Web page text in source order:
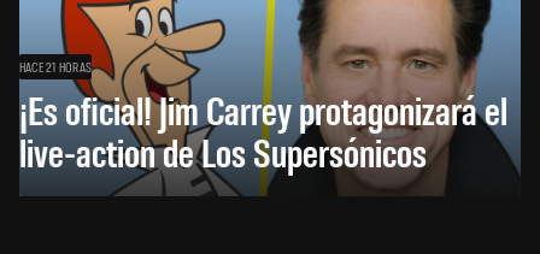
HACE 21 HORAS
¡Es oficial! Jim Carrey protagonizará el
live-action de Los Supersónicos